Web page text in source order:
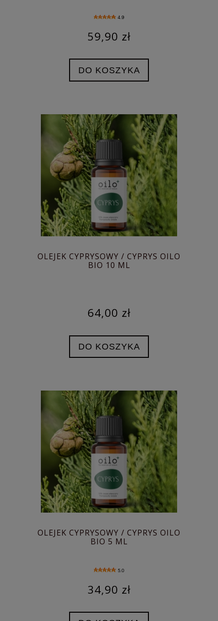
4.9
59,90 zł
DO KOSZYKA
OLEJEK CYPRYSOWY / CYPRYS OILO
BIO 10 ML
64,00 zł
DO KOSZYKA
OLEJEK CYPRYSOWY / CYPRYS OILO
BIO 5 ML
5.0
34,90 zł